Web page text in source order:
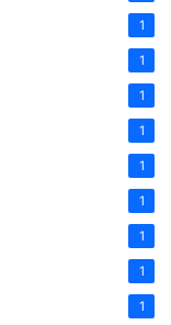
1
1
1
1
1
1
1
1
1